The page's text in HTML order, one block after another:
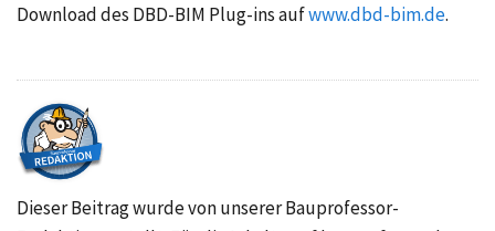
Download des DBD-BIM Plug-ins aufwww.dbd-bim.de.
Dieser Beitrag wurde von unserer Bauprofessor-